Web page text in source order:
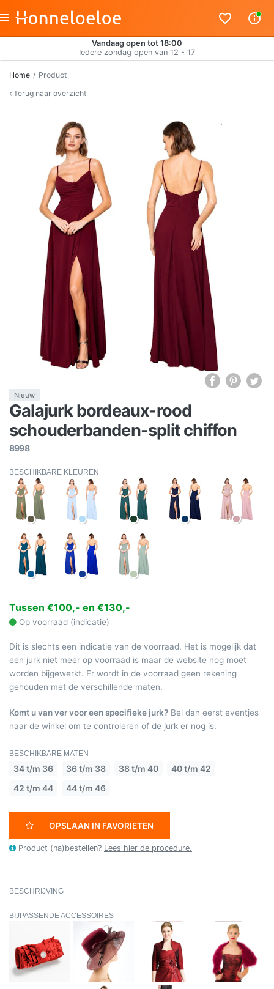
Vandaag open tot 18:00
Iedere zondag open van 12 - 17
Home
Product
Terug naar overzicht
Nieuw
Galajurk bordeaux-rood
schouderbanden-split chiffon
8998
BESCHIKBARE KLEUREN
Tussen €100,- en €130,-
Op voorraad (indicatie)
Dit is slechts een indicatie van de voorraad. Het is mogelijk dat
een jurk niet meer op voorraad is maar de website nog moet
worden bijgewerkt. Er wordt in de voorraad geen rekening
gehouden met de verschillende maten.
Komt u van ver voor een specifieke jurk? Bel dan eerst eventjes
naar de winkel om te controleren of de jurk er nog is.
BESCHIKBARE MATEN
34 t/m 36 36 t/m 38 38 t/m 40
40 t/m 42
42 t/m 44
44 t/m 46
OPSLAAN IN FAVORIETEN
Product (na)bestellen? Lees hier de procedure.
BESCHRIJVING
BIJPASSENDE ACCESSOIRES